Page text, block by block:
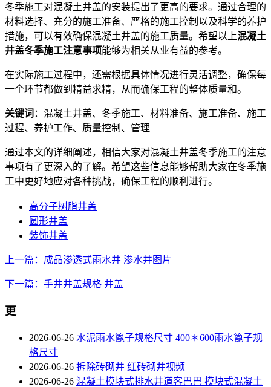
冬季施工对混凝土井盖的安装提出了更高的要求。通过合理的
材料选择、充分的施工准备、严格的施工控制以及科学的养护
措施，可以有效确保混凝土井盖的施工质量。希望以上混凝土
井盖冬季施工注意事项能够为相关从业有益的参考。
在实际施工过程中，还需根据具体情况进行灵活调整，确保每
一个环节都做到精益求精，从而确保工程的整体质量和。
关键词 ：混凝土井盖、冬季施工、材料准备、施工准备、施工
过程、养护工作、质量控制、管理
通过本文的详细阐述，相信大家对混凝土井盖冬季施工的注意
事项有了更深入的了解。希望这些信息能够帮助大家在冬季施
工中更好地应对各种挑战，确保工程的顺利进行。
高分子树脂井盖
圆形井盖
装饰井盖
上一篇：成品渗透式雨水井 渗水井图片
下一篇：手井井盖规格 井盖
更
2026-06-26 水泥雨水篦子规格尺寸 400＊600雨水篦子规
格尺寸
2026-06-26 拆除砖砌井 红砖砌井视频
2026-06-26 混凝土模块式排水井道客巴巴 模块式混凝土